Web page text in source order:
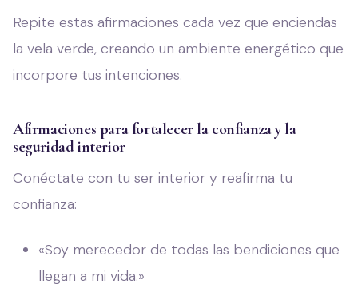
Repite estas afirmaciones cada vez que enciendas
la vela verde, creando un ambiente energético que
incorpore tus intenciones.
Afirmaciones para fortalecer la confianza y la
seguridad interior
Conéctate con tu ser interior y reafirma tu
confianza:
«Soy merecedor de todas las bendiciones que
llegan a mi vida.»